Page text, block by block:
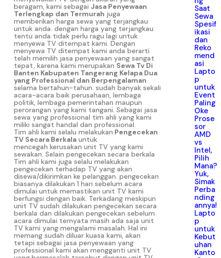
beragam, kami sebagai Jasa Penyewaan
Terlengkap dan Termurah juga
memberikan harga sewa yang terjangkau
untuk anda. dengan harga yang terjangkau
tentu anda tidak perlu ragu lagi untuk
menyewa TV ditempat kami. Dengan
menyewa TV ditempat kami anda berarti
telah memilih jasa penyewaan yang sangat
tepat, karena kami merupakan Sewa Tv Di
Banten Kabupaten Tangerang Kelapa Dua
yang Professional dan Berpengalaman
selama bertahun-tahun. sudah banyak sekali
acara-acara baik perusahaan, lembaga
politik, lembaga pemerintahan maupun
perorangan yang kami tangani. Sebagai jasa
sewa yang professional tim ahli yang kami
miliki sangat handal dan professional.
Tim ahli kami selalu melakukan Pengecekan
TV Secara Berkala untuk
mencegah kerusakan unit TV yang kami
sewakan. Selain pengecekan secara berkala
Tim ahli kami juga selalu melakukan
pengecekan terhadap TV yang akan
disewa/dikirimkan ke pelanggan. pengecekan
biasanya dilakukan 1 hari sebelum acara
dimulai untuk memastikan unit TV kami
berfungsi dengan baik. Terkadang meskipun
unit TV sudah dilakukan pengecekan secara
berkala dan dilakukan pengecekan sebelum
acara dimulai ternyata masih ada saja unit
TV kami yang mengalami masalah. Hal ini
memang sudah diluar kuasa kami, akan
tetapi sebagai jasa penyewaan yang
professional kami akan mengganti unit TV
Saat
Sewa
Spesif
ikasi
dan
Reko
mend
asi
Lapto
p
untuk
Event
Paling
Oke
Prose
sor
AMD
vs
Intel,
Pilih
Mana?
Yuk,
Simak
Perba
nding
annya!
Lapto
p
untuk
Kebut
uhan
Kanto